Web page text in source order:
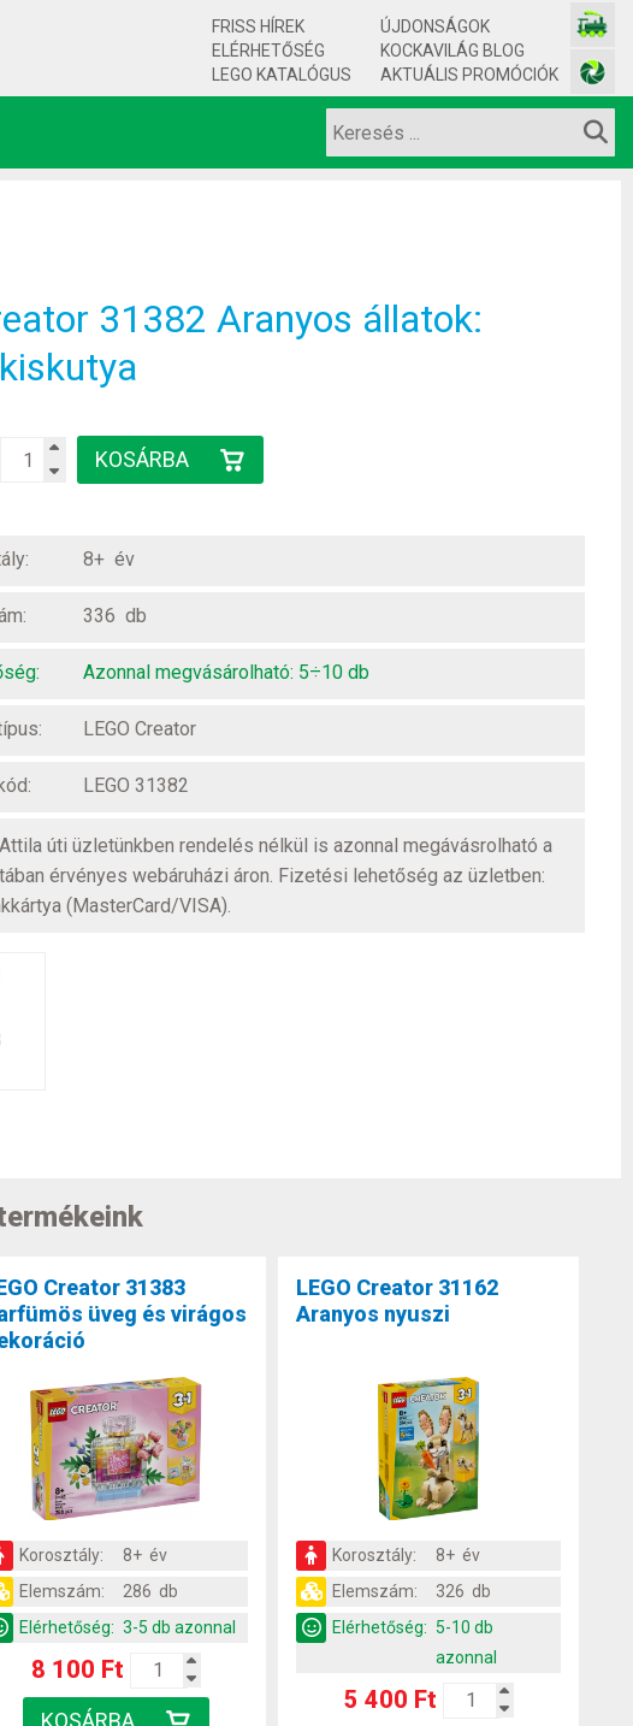
FRISS HÍREK
ELÉRHETŐSÉG
LEGO KATALÓGUS
ÚJDONSÁGOK
KOCKAVILÁG BLOG
AKTUÁLIS PROMÓCIÓK
31382 Aranyos állatok:
8+ év
336 db
Azonnal megvásárolható: 5÷10 db
LEGO Creator
LEGO 31382
úti üzletünkben rendelés nélkül is azonnal megávásrolható a
érvényes webáruházi áron. Fizetési lehetőség az üzletben:
(MasterCard/VISA).
Creator 31383
üveg és virágos
Korosztály:
8+ év
Elemszám:
286 db
Elérhetőség: 3-5 db azonnal
8 100 Ft
LEGO Creator 31162
Aranyos nyuszi
Korosztály:
8+ év
Elemszám:
326 db
Elérhetőség: 5-10 db
azonnal
5 400 Ft